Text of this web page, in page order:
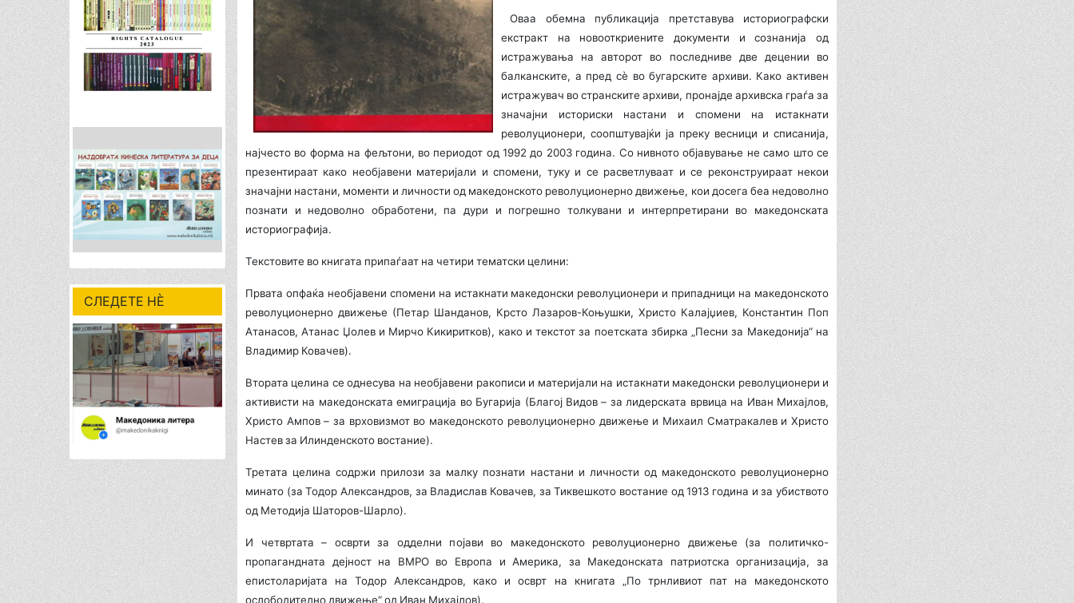
СЛЕДЕТЕ НÈ
Оваа обемна публикација претставува историографски
екстракт на новооткриените документи и сознанија од
истражувања на авторот во последниве две децении во
балканските, а пред сè во бугарските архиви. Како активен
истражувач во странските архиви, пронајде архивска граѓа за
значајни историски настани и спомени на истакнати
револуционери, соопштувајќи ја преку весници и списанија,
најчесто во форма на фељтони, во периодот од 1992 до 2003 година. Со нивното објавување не само што се
презентираат како необјавени материјали и спомени, туку и се расветлуваат и се реконструираат некои
значајни настани, моменти и личности од македонското револуционерно движење, кои досега беа недоволно
познати и недоволно обработени, па дури и погрешно толкувани и интерпретирани во македонската
историографија.
Текстовите во книгата припаѓаат на четири тематски целини:
Првата опфаќа необјавени спомени на истакнати македонски револуционери и припадници на македонското
револуционерно движење (Петар Шанданов, Крсто Лазаров-Коњушки, Христо Калајџиев, Константин Поп
Атанасов, Атанас Џолев и Мирчо Кикиритков), како и текстот за поетската збирка „Песни за Македонија“ на
Владимир Ковачев).
Втората целина се однесува на необјавени ракописи и материјали на истакнати македонски револуционери и
активисти на македонската емиграција во Бугарија (Благој Видов – за лидерската врвица на Иван Михајлов,
Христо Ампов – за врховизмот во македонското револуционерно движење и Михаил Сматракалев и Христо
Настев за Илинденското востание).
Третата целина содржи прилози за малку познати настани и личности од македонското револуционерно
минато (за Тодор Александров, за Владислав Ковачев, за Тиквешкото востание од 1913 година и за убиството
од Методија Шаторов-Шарло).
И четвртата – осврти за одделни појави во македонското револуционерно движење (за политичко-
пропагандната дејност на ВМРО во Европа и Америка, за Македонската патриотска организација, за
епистоларијата на Тодор Александров, како и осврт на книгата „По трнливиот пат на македонското
ослободително движење“ од Иван Михајлов).